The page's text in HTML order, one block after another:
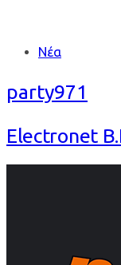
Tags Νέα
party971
Electronet